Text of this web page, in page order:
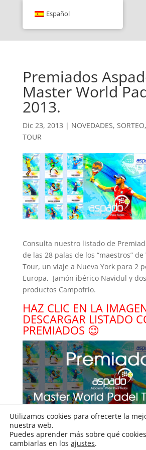
Premiados
Master World
2013.
Dic 23, 2013 | NOVEDADES, SORTEO,
TOUR
Consulta nuestro listado de
de las 28 palas de los “maestros”
Tour, un viaje a Nueva York para 2
Europa, Jamón ibérico Navidul y
productos Campofrío.
HAZ CLIC EN LA
DESCARGAR LISTADO
PREMIADOS 😉
Español
Utilizamos cookies para ofrecerte la
nuestra web.
Puedes aprender más sobre qué
cambiarlas en los ajustes.